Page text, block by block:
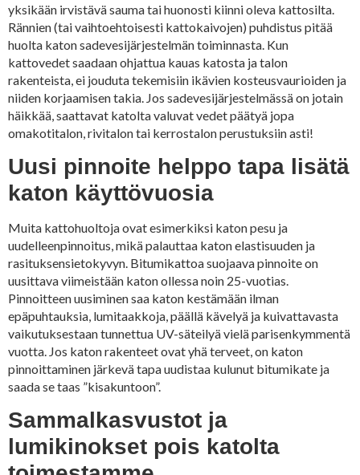
yksikään irvistävä sauma tai huonosti kiinni oleva kattosilta.
Rännien (tai vaihtoehtoisesti kattokaivojen) puhdistus pitää
huolta katon sadevesijärjestelmän toiminnasta. Kun
kattovedet saadaan ohjattua kauas katosta ja talon
rakenteista, ei jouduta tekemisiin ikävien kosteusvaurioiden ja
niiden korjaamisen takia. Jos sadevesijärjestelmässä on jotain
häikkää, saattavat katolta valuvat vedet päätyä jopa
omakotitalon, rivitalon tai kerrostalon perustuksiin asti!
Uusi pinnoite helppo tapa lisätä
katon käyttövuosia
Muita kattohuoltoja ovat esimerkiksi katon pesu ja
uudelleenpinnoitus, mikä palauttaa katon elastisuuden ja
rasituksensietokyvyn. Bitumikattoa suojaava pinnoite on
uusittava viimeistään katon ollessa noin 25-vuotias.
Pinnoitteen uusiminen saa katon kestämään ilman
epäpuhtauksia, lumitaakkoja, päällä kävelyä ja kuivattavasta
vaikutuksestaan tunnettua UV-säteilyä vielä parisenkymmentä
vuotta. Jos katon rakenteet ovat yhä terveet, on katon
pinnoittaminen järkevä tapa uudistaa kulunut bitumikate ja
saada se taas ”kisakuntoon”.
Sammalkasvustot ja
lumikinokset pois katolta